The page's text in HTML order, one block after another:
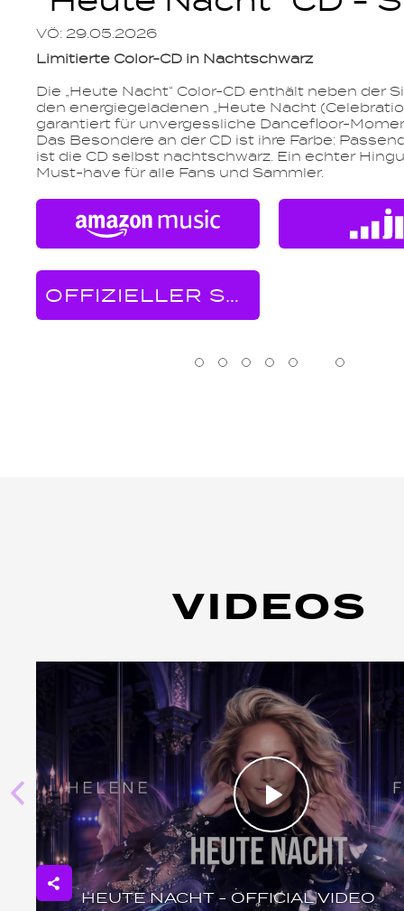
VÖ: 29.05.2026
Limitierte Color-CD in Nachtschwarz
Die „Heute Nacht“ Color-CD enthält neben der
den energiegeladenen „Heute Nacht
garantiert für unvergessliche Dancefloor-
Das Besondere an der CD ist ihre Farbe:
ist die CD selbst nachtschwarz. Ein echter
Must-have für alle Fans und Sammler.
OFFIZIELLER SHOP
VIDEOS
HEUTE NACHT - OFFICIAL VIDEO